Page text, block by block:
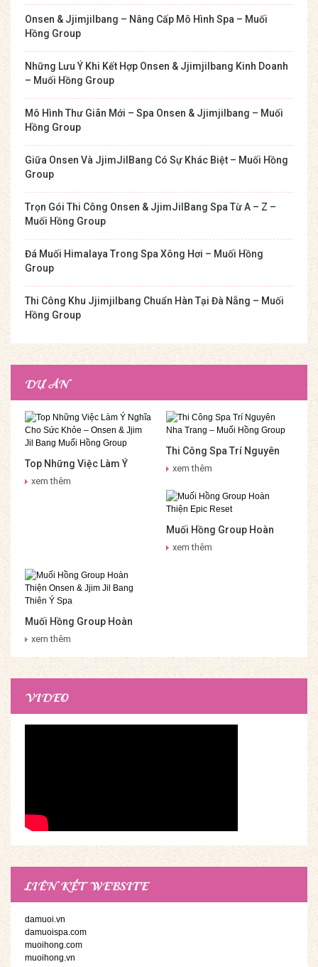
Onsen & Jjimjilbang – Nâng Cấp Mô Hình Spa – Muối
Hồng Group
Những Lưu Ý Khi Kết Hợp Onsen & Jjimjilbang Kinh Doanh
– Muối Hồng Group
Mô Hình Thư Giãn Mới – Spa Onsen & Jjimjilbang – Muối
Hồng Group
Giữa Onsen Và JjimJilBang Có Sự Khác Biệt – Muối Hồng
Group
Trọn Gói Thi Công Onsen & JjimJilBang Spa Từ A – Z –
Muối Hồng Group
Đá Muối Himalaya Trong Spa Xông Hơi – Muối Hồng
Group
Thi Công Khu Jjimjilbang Chuẩn Hàn Tại Đà Nẵng – Muối
Hồng Group
DỰ ÁN
Top Những Việc Làm Ý
Nghĩa Cho Sức Khỏe –
xem thêm
Thi Công Spa Trí Nguyên
Nha Trang – Muối Hồng
xem thêm
Muối Hồng Group Hoàn
Thiện Epic Reset
xem thêm
Muối Hồng Group Hoàn
Thiện Onsen & Jjim Jil
xem thêm
VIDEO
LIÊN KẾT WEBSITE
damuoi.vn
damuoispa.com
muoihong.com
muoihong.vn